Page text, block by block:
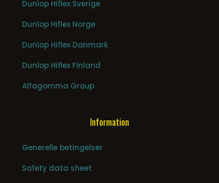
Dunlop Hiflex Sverige
Dunlop Hiflex Norge
Dunlop Hiflex Danmark
Dunlop Hiflex Finland
Alfagomma Group
Information
Generelle betingelser
Safety data sheet